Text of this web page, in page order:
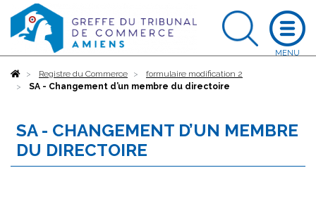
AccueilRegistre du Commerce
formulaire modification 2
SA - Changement d’un membre du directoire
SA - CHANGEMENT D’UN MEMBRE
DU DIRECTOIRE